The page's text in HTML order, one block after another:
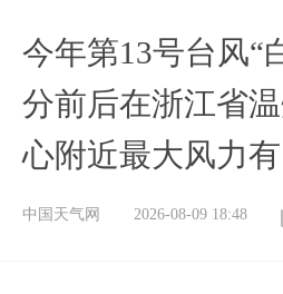
今年第13号台风“
分前后在浙江省
心附近最大风力
中国天气网 2026-08-09 18:48